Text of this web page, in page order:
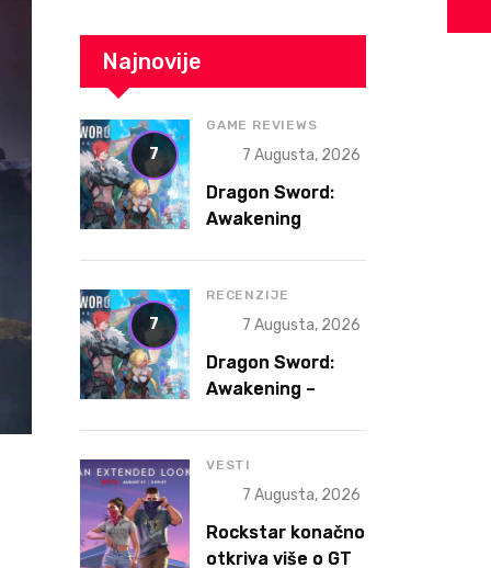
Najnovije
7
GAME REVIEWS
7 Augusta, 2026
Dragon Sword:
Awakening
Accidentally
Became a Better
Game
7
RECENZIJE
7 Augusta, 2026
Dragon Sword:
Awakening –
bolja igra
VESTI
7 Augusta, 2026
Rockstar konačno
otkriva više o GTA